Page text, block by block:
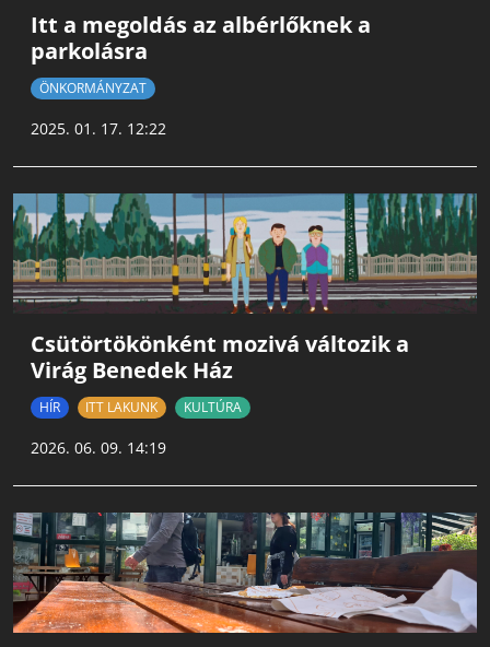
Itt a megoldás az albérlőknek a
parkolásra
ÖNKORMÁNYZAT
2025. 01. 17. 12:22
Csütörtökönként mozivá változik a
Virág Benedek Ház
HÍR ITT LAKUNK KULTÚRA
2026. 06. 09. 14:19